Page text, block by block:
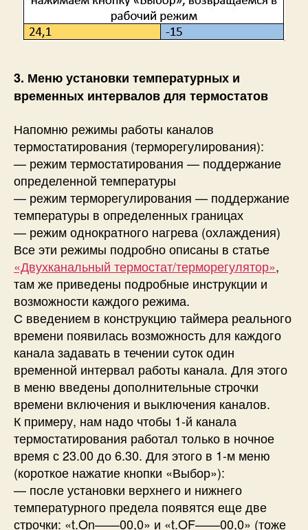
3. Меню установки температурных и
временных интервалов для термостатов
Напомню режимы работы каналов
термостатирования (терморегулирования):
— режим термостатирования — поддержание
определенной температуры
— режим терморегулирования — поддержание
температуры в определенных границах
— режим однократного нагрева (охлаждения)
Все эти режимы подробно описаны в статье
«Двухканальный термостат/терморегулятор»,
там же приведены подробные инструкции и
возможности каждого режима.
С введением в конструкцию таймера реального
времени появилась возможность для каждого
канала задавать в течении суток один
временной интервал работы канала. Для этого
в меню введены дополнительные строчки
времени включения и выключения каналов.
К примеру, нам надо чтобы 1-й канала
термостатирования работал только в ночное
время с 23.00 до 6.30. Для этого в 1-м меню
(короткое нажатие кнопки «Выбор»):
— после установки верхнего и нижнего
температурного предела появятся еще две
строчки: «t.On——00,0» и «t.OF——00,0» (тоже